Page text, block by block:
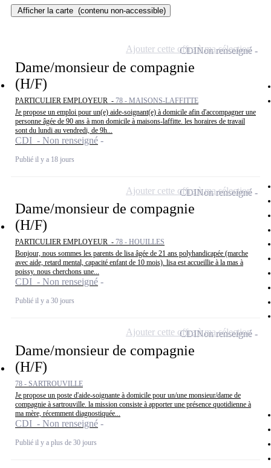
Afficher la carte (contenu non-accessible)
Dame/monsieur de compagnie
(H/F)
PARTICULIER EMPLOYEUR - 78 - MAISONS-LAFFITTE
Je propose un emploi pour un(e) aide-soignant(e) à domicile afin d'accompagner une
personne âgée de 90 ans à mon domicile à maisons-laffitte. les horaires de travail
sont du lundi au vendredi, de 9h...
CDI - Non renseigné
Publié il y a 18 jours
CDINon renseigné
Ajouter cette offre à ma sélection
Dame/monsieur de compagnie
(H/F)
PARTICULIER EMPLOYEUR - 78 - HOUILLES
Bonjour, nous sommes les parents de lisa âgée de 21 ans polyhandicapée (marche
avec aide, retard mental, capacité enfant de 10 mois). lisa est accueillie à la mas à
poissy. nous cherchons une...
CDI - Non renseigné
Publié il y a 30 jours
CDINon renseigné
Ajouter cette offre à ma sélection
Dame/monsieur de compagnie
(H/F)
78 - SARTROUVILLE
Je propose un poste d'aide-soignante à domicile pour un/une monsieur/dame de
compagnie à sartrouville. la mission consiste à apporter une présence quotidienne à
ma mère, récemment diagnostiquée...
CDI - Non renseigné
Publié il y a plus de 30 jours
CDINon renseigné
Ajouter cette offre à ma sélection